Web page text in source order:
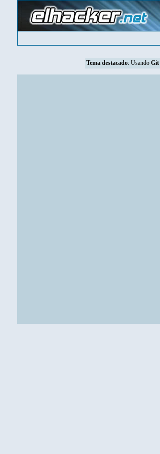
Tema destacado: Usando Git